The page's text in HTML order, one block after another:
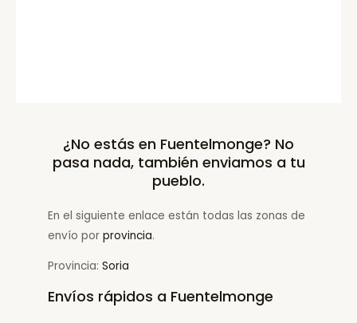
¿No estás en Fuentelmonge? No
pasa nada, también enviamos a tu
pueblo.
En el siguiente enlace están todas las zonas de
envío por provincia.
Provincia: Soria
Envíos rápidos a Fuentelmonge